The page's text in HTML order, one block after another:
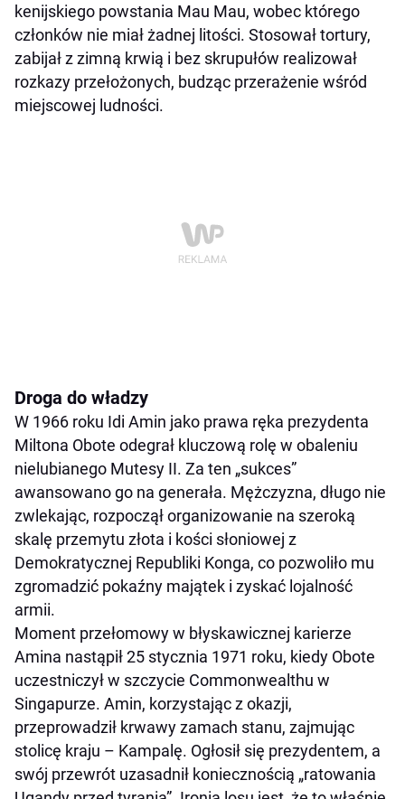
kenijskiego powstania Mau Mau, wobec którego
członków nie miał żadnej litości. Stosował tortury,
zabijał z zimną krwią i bez skrupułów realizował
rozkazy przełożonych, budząc przerażenie wśród
miejscowej ludności.
Droga do władzy
W 1966 roku Idi Amin jako prawa ręka prezydenta
Miltona Obote odegrał kluczową rolę w obaleniu
nielubianego Mutesy II. Za ten „sukces”
awansowano go na generała. Mężczyzna, długo nie
zwlekając, rozpoczął organizowanie na szeroką
skalę przemytu złota i kości słoniowej z
Demokratycznej Republiki Konga, co pozwoliło mu
zgromadzić pokaźny majątek i zyskać lojalność
armii.
Moment przełomowy w błyskawicznej karierze
Amina nastąpił 25 stycznia 1971 roku, kiedy Obote
uczestniczył w szczycie Commonwealthu w
Singapurze. Amin, korzystając z okazji,
przeprowadził krwawy zamach stanu, zajmując
stolicę kraju – Kampalę. Ogłosił się prezydentem, a
swój przewrót uzasadnił koniecznością „ratowania